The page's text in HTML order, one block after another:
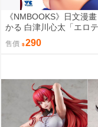
《NMBOOKS》日文漫
かる 白津川心太「エロ
ル・ウィザードと12人の
(4)」
售價 290